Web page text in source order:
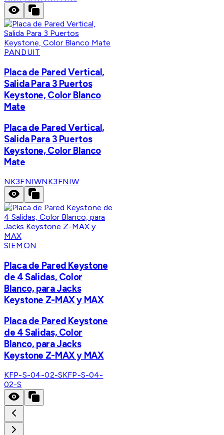
PANDUIT
Placa de Pared Vertical,
Salida Para 3 Puertos
Keystone, Color Blanco
Mate
Placa de Pared Vertical,
Salida Para 3 Puertos
Keystone, Color Blanco
Mate
NK3FNIWNK3FNIW
SIEMON
Placa de Pared Keystone
de 4 Salidas, Color
Blanco, para Jacks
Keystone Z-MAX y MAX
Placa de Pared Keystone
de 4 Salidas, Color
Blanco, para Jacks
Keystone Z-MAX y MAX
KFP-S-04-02-SKFP-S-04-
02-S